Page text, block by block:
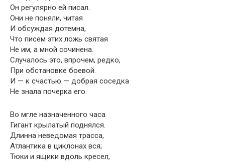
Он регулярно ей писал.
Они не поняли, читая
И обсуждая дотемна,
Что писем этих ложь святая
Не им, а мной сочинена.
Случалось это, впрочем, редко,
При обстановке боевой.
И — к счастью — добрая соседка
Не знала почерка его.
Во мгле назначенного часа
Гигант крылатый поднялся.
Длинна неведомая трасса,
Атлантика в циклонах вся;
Тюки и ящики вдоль кресел,